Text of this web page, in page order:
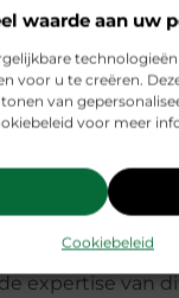
waarde aan uw
voor u te creëren.
van
voor meer
Cookiebeleid
te maken. Dit
hele proces.
je
expertise van